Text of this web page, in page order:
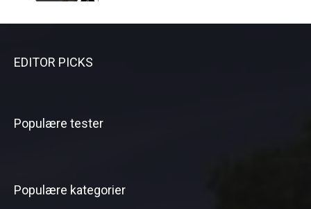
EDITOR PICKS
Populære tester
Populære kategorier